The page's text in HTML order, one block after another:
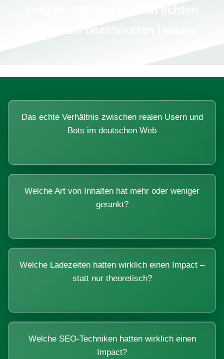
Das echte Verhältnis zwischen realen Usern und
Bots im deutschen Web
Welche Art von Inhalten hat mehr oder weniger
gerankt?
Welche Ladezeiten hatten wirklich einen Impact –
statt nur theoretisch?
Welche SEO-Techniken hatten wirklich einen
Impact?